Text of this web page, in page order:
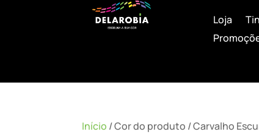
Loja
Início / Cor do produto / Carvalho